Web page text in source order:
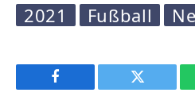
2021 Fußball
Facebook Twitter